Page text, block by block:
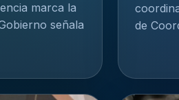
marca la
señala
de